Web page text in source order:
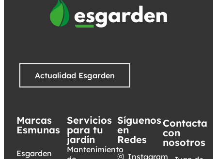
Actualidad Esgarden
Marcas
Esmunas
Esgarden
Servicios
para tu
jardín
Mantenimiento
Síguenos
en
Redes
Instagram
Contacta
con
nosotros